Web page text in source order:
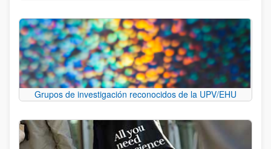
Grupos de investigación reconocidos de la UPV/EHU